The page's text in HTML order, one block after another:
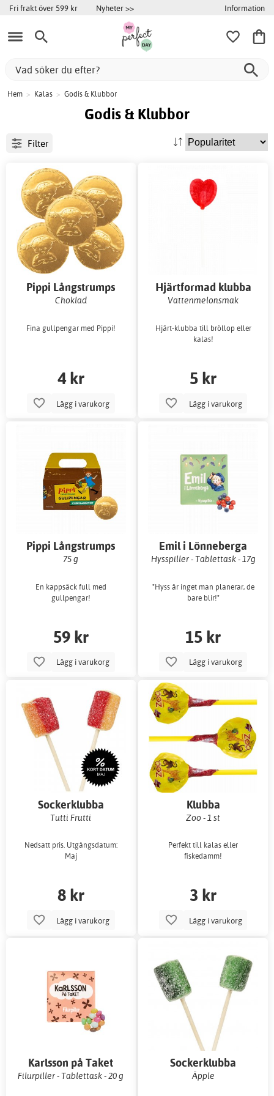
Fri frakt över 599 kr Nyheter >> Information
Hem > Kalas > Godis & Klubbor
Godis & Klubbor
Filter
Pippi Långstrumps
gullpengar
Choklad
Fina gullpengar med Pippi!
4 kr
Lägg i varukorg
Hjärtformad klubba
Vattenmelonsmak
Hjärt-klubba till bröllop eller
kalas!
5 kr
Lägg i varukorg
Pippi Långstrumps
kappssäck- Guldpengar i
75 g
En kappsäck full med
gullpengar!
59 kr
Lägg i varukorg
Emil i Lönneberga
Hysspiller - Tablettask - 17g
"Hyss är inget man planerar, de
bare blir!"
15 kr
Lägg i varukorg
Sockerklubba
Tutti Frutti
Nedsatt pris. Utgångsdatum:
Maj
8 kr
Lägg i varukorg
Klubba
Zoo - 1 st
Perfekt till kalas eller
fiskedamm!
3 kr
Lägg i varukorg
Karlsson på Taket
Filurpiller - Tablettask - 20 g
Sockerklubba
Äpple